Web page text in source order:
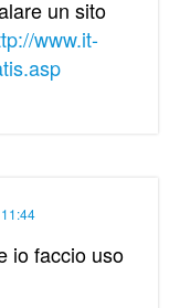
un sito
www.it-
io faccio uso